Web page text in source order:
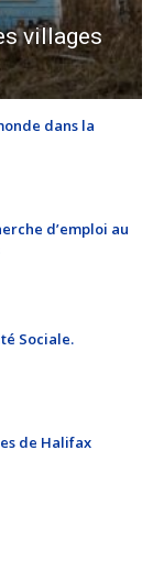
villages
dans la
d’emploi au
Sociale.
de Halifax